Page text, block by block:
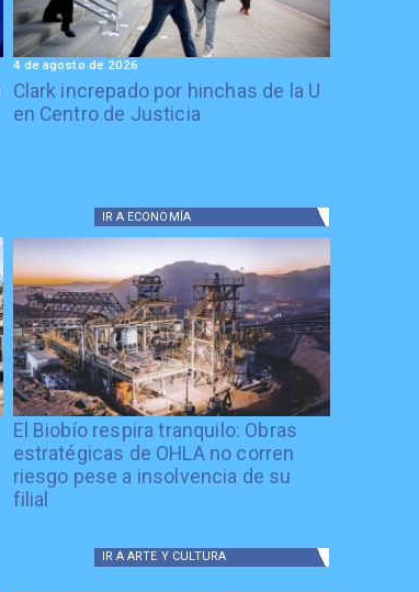
Clark increpado por hinchas de la U
en Centro de Justicia
4 de agosto de 2026
IR A ECONOMÍA
El Biobío respira tranquilo: Obras
estratégicas de OHLA no corren
riesgo pese a insolvencia de su
filial
IR A ARTE Y CULTURA